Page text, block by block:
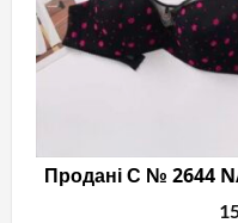
Продані С № 2644